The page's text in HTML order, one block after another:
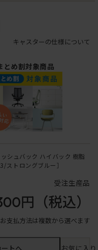
キャスターの仕様について
め割対象商品
シュバック ハイバック 樹脂
ストロングブルー］
受注生産品
円 （税込）
お支払方法は複数から選べます
ートへ お気に入